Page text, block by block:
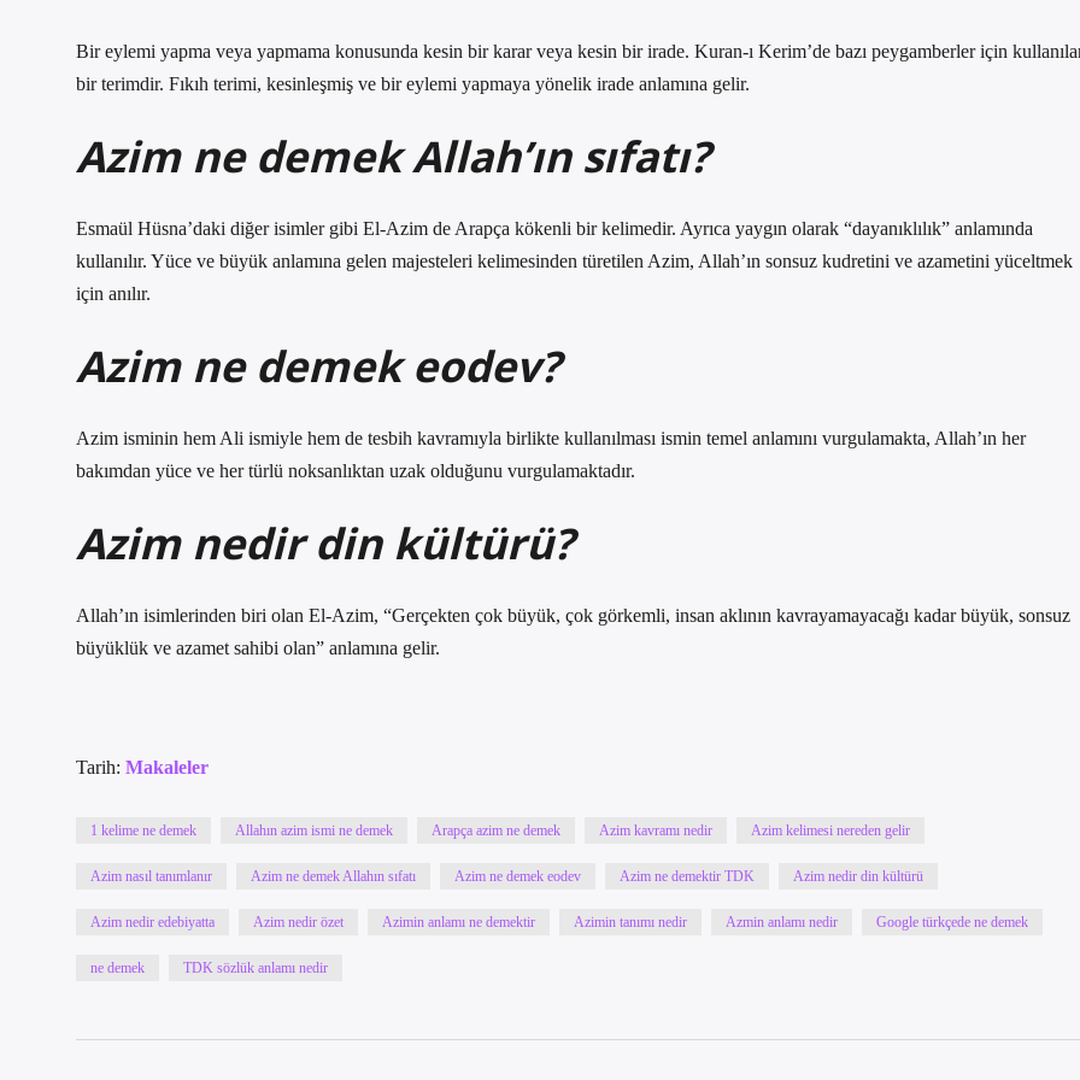
Bir eylemi yapma veya yapmama konusunda kesin bir karar veya kesin bir irade. Kuran-ı Kerim’de bazı peygamberler için
bir terimdir. Fıkıh terimi, kesinleşmiş ve bir eylemi yapmaya yönelik irade anlamına gelir.
Azim ne demek Allah’ın sıfatı?
Esmaül Hüsna’daki diğer isimler gibi El-Azim de Arapça kökenli bir kelimedir. Ayrıca yaygın olarak “dayanıklılık” anlamında
kullanılır. Yüce ve büyük anlamına gelen majesteleri kelimesinden türetilen Azim, Allah’ın sonsuz kudretini ve azametini yüceltmek
için anılır.
Azim ne demek eodev?
Azim isminin hem Ali ismiyle hem de tesbih kavramıyla birlikte kullanılması ismin temel anlamını vurgulamakta, Allah’ın her
bakımdan yüce ve her türlü noksanlıktan uzak olduğunu vurgulamaktadır.
Azim nedir din kültürü?
Allah’ın isimlerinden biri olan El-Azim, “Gerçekten çok büyük, çok görkemli, insan aklının kavrayamayacağı kadar büyük, sonsuz
büyüklük ve azamet sahibi olan” anlamına gelir.
Tarih: Makaleler
1 kelime ne demek Allahın azim ismi ne demek Arapça azim ne demek Azim kavramı nedir Azim kelimesi nereden gelir
Azim nasıl tanımlanır Azim ne demek Allahın sıfatı Azim ne demek eodev Azim ne demektir TDK Azim nedir din kültürü
Azim nedir edebiyatta Azim nedir özet Azimin anlamı ne demektir Azimin tanımı nedir Azmin anlamı nedir Google türkçede ne demek
ne demek TDK sözlük anlamı nedir